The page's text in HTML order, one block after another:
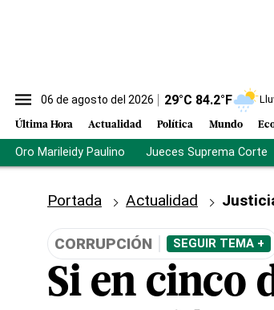
06 de agosto del 2026 29°C 84.2°F
Última Hora Actualidad Política Mundo
Oro Marileidy Paulino Jueces Suprema Corte
Portada Actualidad
CORRUPCIÓN SEGUIR TEMA +
Si en cinco